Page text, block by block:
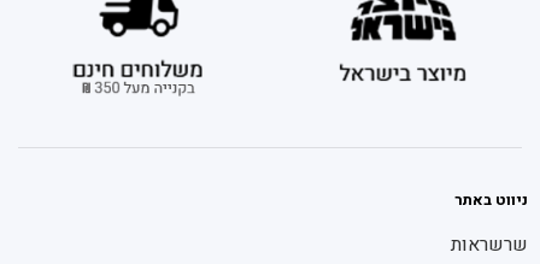
ניווט באתר
שרשראות